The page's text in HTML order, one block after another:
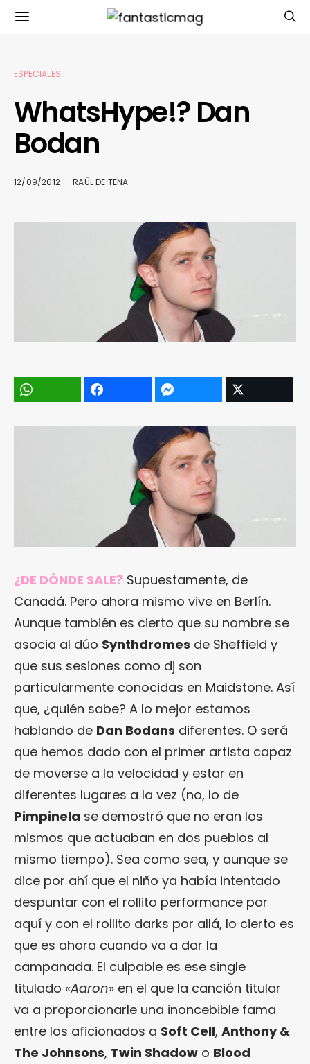
ESPECIALES
WhatsHype!? Dan
Bodan
12/09/2012 RAÜL DE TENA
¿DE DÓNDE SALE? Supuestamente, de
Canadá. Pero ahora mismo vive en Berlín.
Aunque también es cierto que su nombre se
asocia al dúo Synthdromes de Sheffield y
que sus sesiones como dj son
particularmente conocidas en Maidstone. Así
que, ¿quién sabe? A lo mejor estamos
hablando de Dan Bodans diferentes. O será
que hemos dado con el primer artista capaz
de moverse a la velocidad y estar en
diferentes lugares a la vez (no, lo de
Pimpinela se demostró que no eran los
mismos que actuaban en dos pueblos al
mismo tiempo). Sea como sea, y aunque se
dice por ahí que el niño ya había intentado
despuntar con el rollito performance por
aquí y con el rollito darks por allá, lo cierto es
que es ahora cuando va a dar la
campanada. El culpable es ese single
titulado «Aaron» en el que la canción titular
va a proporcionarle una inoncebible fama
entre los aficionados a Soft Cell, Anthony &
The Johnsons, Twin Shadow o Blood